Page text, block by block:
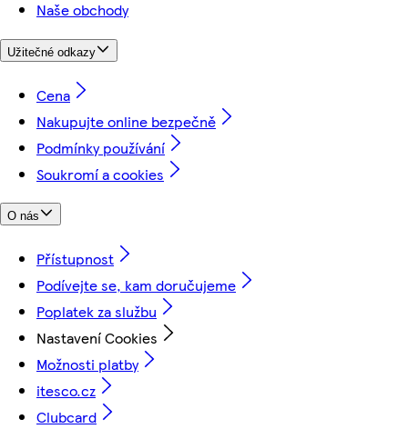
Naše obchody
Užitečné odkazy
Cena
Nakupujte online bezpečně
Podmínky používání
Soukromí a cookies
O nás
Přístupnost
Podívejte se, kam doručujeme
Poplatek za službu
Nastavení Cookies
Možnosti platby
itesco.cz
Clubcard